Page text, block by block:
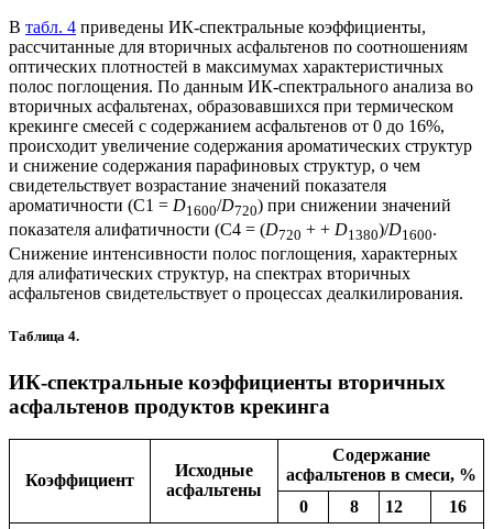
В табл. 4 приведены ИК-спектральные коэффициенты,
рассчитанные для вторичных асфальтенов по соотношениям
оптических плотностей в максимумах характеристичных
полос поглощения. По данным ИК-спектрального анализа во
вторичных асфальтенах, образовавшихся при термическом
крекинге смесей с содержанием асфальтенов от 0 до 16%,
происходит увеличение содержания ароматических структур
и снижение содержания парафиновых структур, о чем
свидетельствует возрастание значений показателя
ароматичности (С1 = D1600/D720) при снижении значений
показателя алифатичности (C4 = (D720 + + D1380)/D1600.
Снижение интенсивности полос поглощения, характерных
для алифатических структур, на спектрах вторичных
асфальтенов свидетельствует о процессах деалкилирования.
Таблица 4.
ИК-спектральные коэффициенты вторичных
асфальтенов продуктов крекинга
Коэффициент
Исходные
асфальтены
Содержание
асфальтенов в смеси, %
0
8 12
16